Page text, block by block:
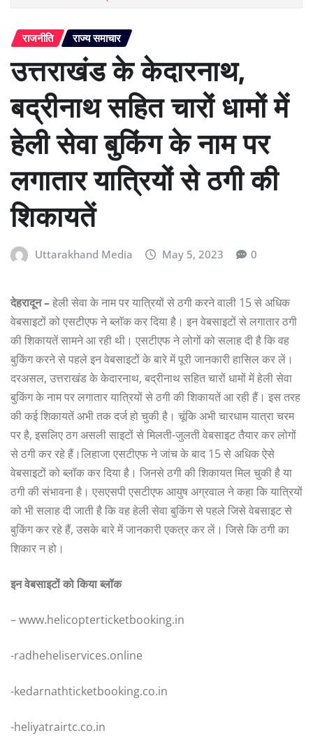
राजनीति राज्य समाचार
उत्तराखंड के केदारनाथ,
बद्रीनाथ सहित चारों धामों में
हेली सेवा बुकिंग के नाम पर
लगातार यात्रियों से ठगी की
शिकायतें
Uttarakhand Media May 5, 2023 0
देहरादून –हेली सेवा के नाम पर यात्रियों से ठगी करने वाली 15 से अधिक
वेबसाइटों को एसटीएफ ने ब्लाॅक कर दिया है। इन वेबसाइटों से लगातार ठगी
की शिकायतें सामने आ रही थी। एसटीएफ ने लोगों को सलाह दी है कि वह
बुकिंग करने से पहले इन वेबसाइटों के बारे में पूरी जानकारी हासिल कर लें।
दरअसल, उत्तराखंड के केदारनाथ, बद्रीनाथ सहित चारों धामों में हेली सेवा
बुकिंग के नाम पर लगातार यात्रियों से ठगी की शिकायतें आ रही हैं। इस तरह
की कई शिकायतें अभी तक दर्ज हो चुकी है। चूंकि अभी चारधाम यात्रा चरम
पर है, इसलिए ठग असली साइटों से मिलती-जुलती वेबसाइट तैयार कर लोगों
से ठगी कर रहे हैं।लिहाजा एसटीएफ ने जांच के बाद 15 से अधिक ऐसे
वेबसाइटों को ब्लॉक कर दिया है। जिनसे ठगी की शिकायत मिल चुकी है या
ठगी की संभावना है। एसएसपी एसटीएफ आयुष अग्रवाल ने कहा कि यात्रियों
को भी सलाह दी जाती है कि वह हेली सेवा बुकिंग से पहले जिसे वेबसाइट से
बुकिंग कर रहे हैं, उसके बारे में जानकारी एकत्र कर लें। जिसे कि ठगी का
शिकार न हो।
इन वेबसाइटों को किया ब्लॉक
– www.helicopterticketbooking.in
-radheheliservices.online
-kedarnathticketbooking.co.in
-heliyatrairtc.co.in